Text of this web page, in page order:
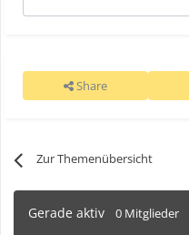
Share
Zur Themenübersicht
Gerade aktiv 0 Mitglieder